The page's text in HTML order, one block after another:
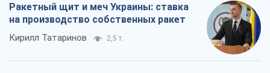
Ракетный щит и меч Украины: ставка
на производство собственных ракет
Кирилл Татаринов 2,5 т.